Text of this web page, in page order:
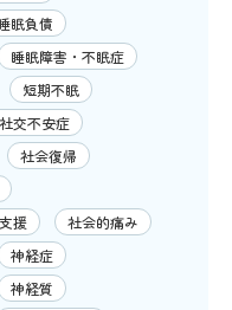
眠負債
睡眠障害・不眠症
短期不眠
交不安症
社会復帰
援
社会的痛み
神経症
神経質